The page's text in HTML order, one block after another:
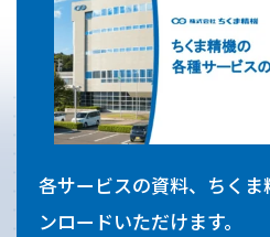
各サービスの資料、ちく
ンロードいただけます。